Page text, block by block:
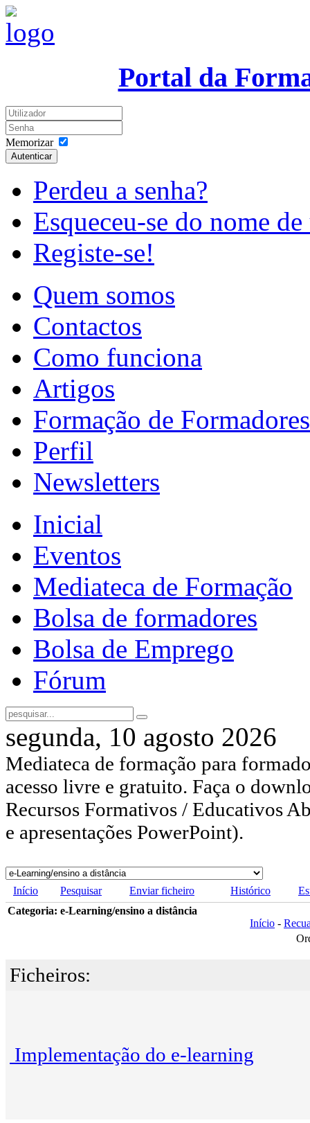
Portal da
Memorizar
Autenticar
Perdeu a senha?
Esqueceu-se do nome
Registe-se!
Quem somos
Contactos
Como funciona
Artigos
Formação de Formadores
Perfil
Newsletters
Inicial
Eventos
Mediateca de Formação
Bolsa de formadores
Bolsa de Emprego
Fórum
segunda, 10 agosto 2026
Mediateca de formação para
acesso livre e gratuito. Faça o
Recursos Formativos / Educativos
e apresentações PowerPoint).
Início Pesquisar Enviar ficheiro Histórico
Categoria: e-Learning/ensino a distância
Início -
Ficheiros:
Implementação do e-learning